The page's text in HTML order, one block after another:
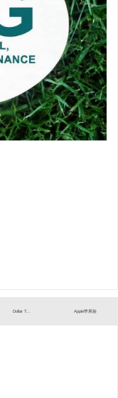
Dollar T... Apple苹果验